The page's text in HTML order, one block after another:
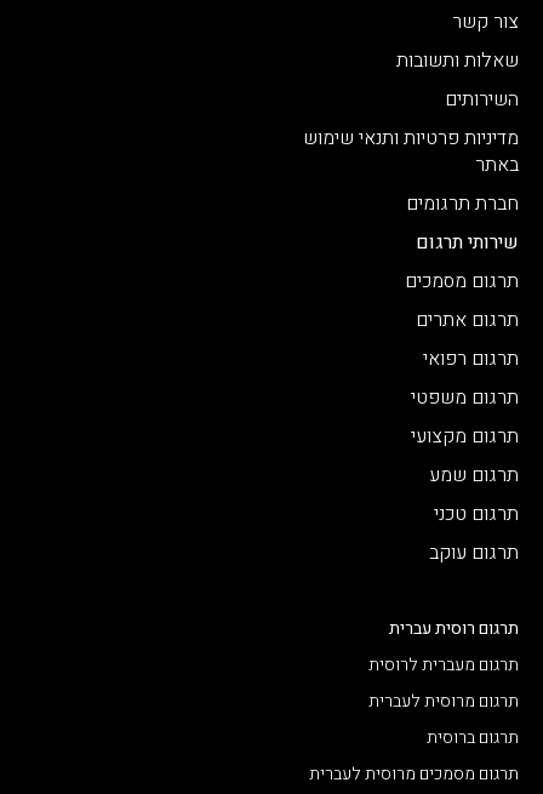
צור קשר
שאלות ותשובות
השירותים
מדיניות פרטיות ותנאי שימוש
באתר
חברת תרגומים
שירותי תרגום
תרגום מסמכים
תרגום אתרים
תרגום רפואי
תרגום משפטי
תרגום מקצועי
תרגום שמע
תרגום טכני
תרגום עוקב
תרגום רוסית עברית
תרגום מעברית לרוסית
תרגום מרוסית לעברית
תרגום ברוסית
תרגום מסמכים מרוסית לעברית